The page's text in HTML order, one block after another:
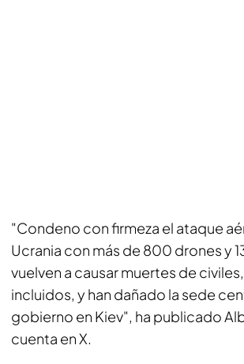
"Condeno con firmeza el ataque
Ucrania con más de 800 drones y
vuelven a causar muertes de
incluidos, y han dañado la sede
gobierno en Kiev", ha publicado
cuenta en X.